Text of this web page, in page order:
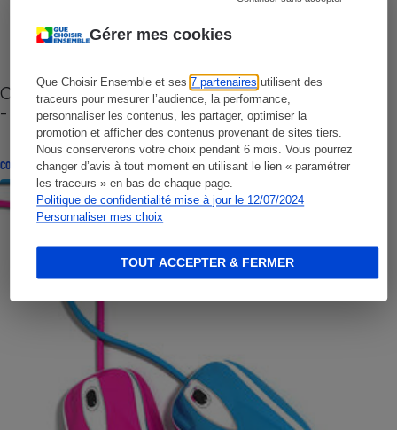
Gérer mes cookies
Que Choisir Ensemble et ses7 partenaires utilisent des
traceurs pour mesurer l’audience, la performance,
personnaliser les contenus, les partager, optimiser la
promotion et afficher des contenus provenant de sites tiers.
Nous conserverons votre choix pendant 6 mois. Vous pourrez
changer d’avis à tout moment en utilisant le lien « paramétrer
les traceurs » en bas de chaque page.
Politique de confidentialité mise à jour le 12/07/2024
Personnaliser mes choix
TOUT ACCEPTER & FERMER
Cafetière à capsules zéro déchet CoffeeB (vidéo)
- Premières impressions
CONSEILS